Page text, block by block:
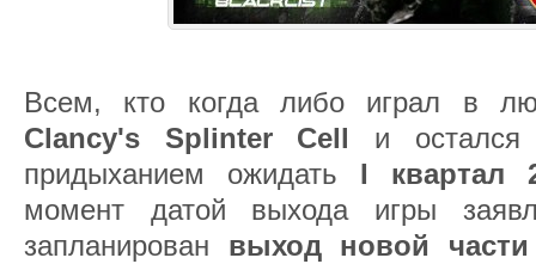
Всем, кто когда либо играл в
Clancy's Splinter Cell и
придыханием ожидать I квартал
момент датой выхода игры
запланирован выход новой